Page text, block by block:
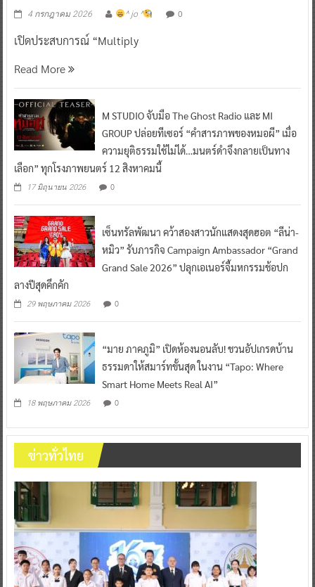
4 กรกฎาคม 2026 ^ jo ^ 0
เปิดประสบการณ์ “Multiply
Read More
M STUDIO จับมือ The Ghost Radio และ MI
GROUP ปล่อยทีเซอร์ “คำสารภาพของหมอผี” เมื่อ
ความยุติธรรมใช้ไม่ได้…มนตร์ดำจึงกลายเป็นทาง
เลือก” ทุกโรงภาพยนตร์ 12 สิงหาคมนี้
17 มิถุนายน 2026 0
เซ็นทรัลพัฒนา คว้าสองสาวนักแสดงสุดฮอต “ลีน่า-
หมิว” รับภารกิจ Campaign Ambassador “Grand
Grand Sale 2026” ปลุกเอเนอร์จี้มหกรรมช้อปก
ลางปีสุดคึกคัก
29 พฤษภาคม 2026 0
“มาย ภาคภูมิ” เปิดห้องนอนลับ! ชวนอัปเกรดบ้าน
ธรรมดาให้สมาร์ทขั้นสุด ในงาน “Tapo: Where
Smart Home Meets Real AI”
18 พฤษภาคม 2026 0
ข่าวทั่วไทย